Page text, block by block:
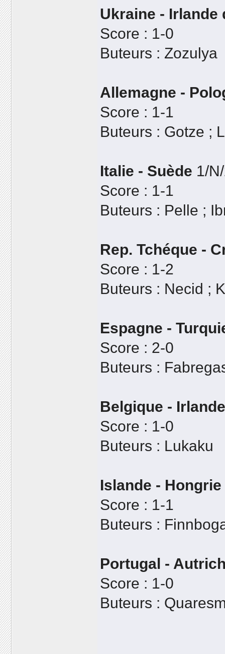
Ukraine - Irlande
Score : 1-0
Buteurs : Zozulya
Allemagne -
Score : 1-1
Buteurs : Gotze ;
Italie - Suède 1/
Score : 1-1
Buteurs : Pelle ;
Rep. Tchéque -
Score : 1-2
Buteurs : Necid ;
Espagne -
Score : 2-0
Buteurs :
Belgique - Irlande
Score : 1-0
Buteurs : Lukaku
Islande - Hongrie
Score : 1-1
Buteurs :
Portugal -
Score : 1-0
Buteurs :